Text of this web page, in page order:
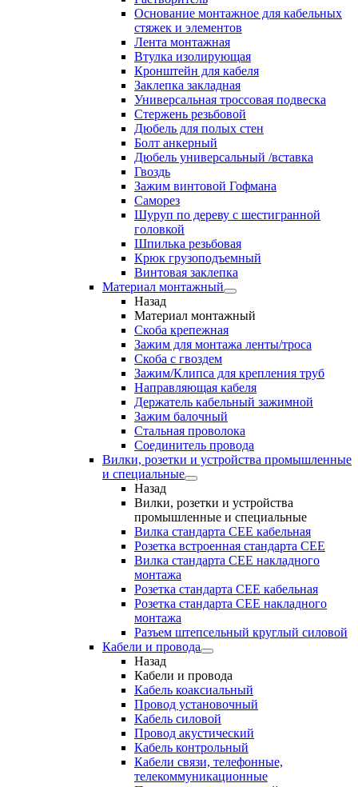
Основание монтажное для кабельных
стяжек и элементов
Лента монтажная
Втулка изолирующая
Кронштейн для кабеля
Заклепка закладная
Универсальная троссовая подвеска
Стержень резьбовой
Дюбель для полых стен
Болт анкерный
Дюбель универсальный /вставка
Гвоздь
Зажим винтовой Гофмана
Саморез
Шуруп по дереву с шестигранной
головкой
Шпилька резьбовая
Крюк грузоподъемный
Винтовая заклепка
Материал монтажный
Назад
Материал монтажный
Скоба крепежная
Зажим для монтажа ленты/троса
Скоба с гвоздем
Зажим/Клипса для крепления труб
Направляющая кабеля
Держатель кабельный зажимной
Зажим балочный
Стальная проволока
Соединитель провода
Вилки, розетки и устройства промышленные
и специальные
Назад
Вилки, розетки и устройства
промышленные и специальные
Вилка стандарта CEE кабельная
Розетка встроенная стандарта CEE
Вилка стандарта CEE накладного
монтажа
Розетка стандарта СЕЕ кабельная
Розетка стандарта СЕЕ накладного
монтажа
Разъем штепсельный круглый силовой
Кабели и провода
Назад
Кабели и провода
Кабель коаксиальный
Провод установочный
Кабель силовой
Провод акустический
Кабель контрольный
Кабели связи, телефонные,
телекоммуникационные